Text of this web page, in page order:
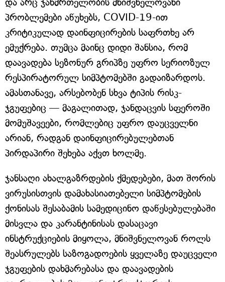
პრობლემები აწუხებს, COVID-19-ით
კრიტიკულად დაინფიცირების საფრთხე არ
ემუქრება. თუმცა მაინც დიდი შანსია, რომ
დაავადება სეზონურ გრიპზე უფრო სერიოზულ
რესპირატორულ სიმპტომებში გადაიზარდოს.
ამასთანავე, არსებობენ სხვა ტიპის რისკ-
ჯგუფებიც — მაგალითად, ჯანდაცვის სფეროში
მომუშავეები, რომლებიც უფრო დაუცველნი
არიან, რადგან დაინფიცირებულებთან
პირდაპირი შეხება აქვთ ხოლმე.
ჯანსაღი ახალგაზრდების ქმედებები, მათ შორის
ვირუსისთვის დამახასიათებელი სიმპტომების
ქონისას შესაბამის სამედიცინო დაწესებულებაში
მისვლა და კარანტინისას დასაცავი
ინსტრუქციების მიყოლა, მნიშვნელოვან როლს
შეასრულებს საზოგადოების ყველაზე დაუცველი
ჯგუფების დახმარებასა და დაავადების